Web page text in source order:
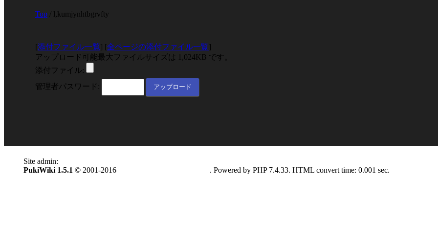
Top / l,kumjynhtbgrvfty
[添付ファイル一覧] [全ページの添付ファイル一覧]
アップロード可能最大ファイルサイズは 1,024KB です。
添付ファイル:
管理者パスワード:
Site admin:
PukiWiki 1.5.1 © 2001-2016 . Powered by PHP 7.4.33. HTML convert time: 0.001 sec.